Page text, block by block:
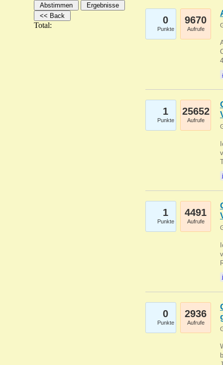
Total: 0
Punkte
9670
Aufrufe
1
Punkte
25652
Aufrufe
1
Punkte
4491
Aufrufe
0
Punkte
2936
Aufrufe